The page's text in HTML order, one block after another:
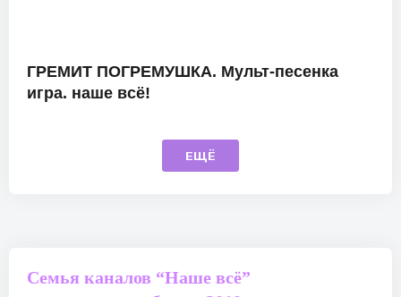
ГРЕМИТ ПОГРЕМУШКА. Мульт-песенка
игра. наше всё!
ЕЩЁ
Семья каналов “Наше всё”